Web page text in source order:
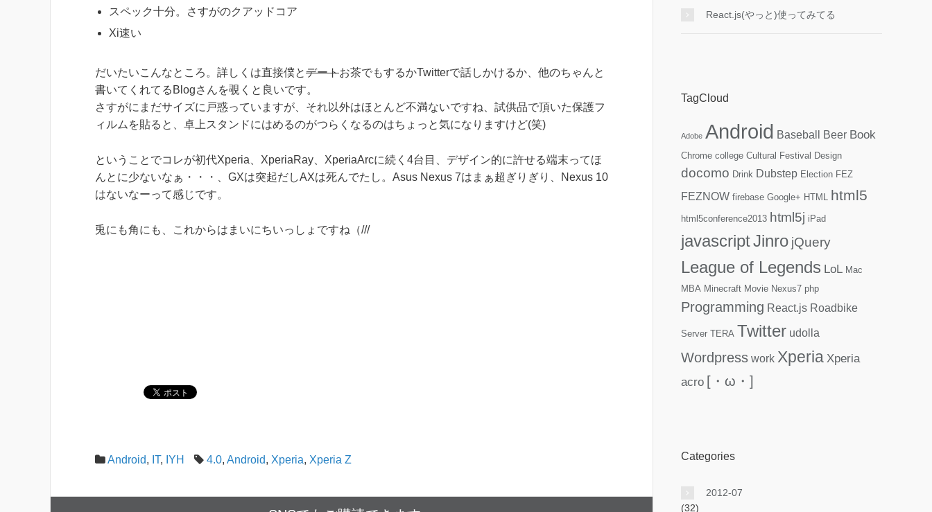
スペック十分。さすがのクアッドコア
Xi速い
だいたいこんなところ。詳しくは直接僕とデートお茶でもするかTwitterで話しかけるか、他のちゃんと
書いてくれてるBlogさんを覗くと良いです。
さすがにまだサイズに戸惑っていますが、それ以外はほとんど不満ないですね、試供品で頂いた保護フ
ィルムを貼ると、卓上スタンドにはめるのがつらくなるのはちょっと気になりますけど(笑)
ということでコレが初代Xperia、XperiaRay、XperiaArcに続く4台目、デザイン的に許せる端末ってほ
んとに少ないなぁ・・・、GXは突起だしAXは死んでたし。Asus Nexus 7はまぁ超ぎりぎり、Nexus 10
はないなーって感じです。
兎にも角にも、これからはまいにちいっしょですね（///
Android, IT, IYH 4.0, Android, Xperia, Xperia Z
React.js(やっと)使ってみてる
TagCloud
Adobe Android Baseball Beer Book
Chrome college Cultural Festival Design
docomo Drink Dubstep Election FEZ
FEZNOW firebase Google+ HTML html5
html5conference2013 html5j iPad
javascriptJinro jQuery
League of Legends LoL Mac
MBA Minecraft Movie Nexus7 php
Programming React.js Roadbike
Server TERA Twitter udolla
Wordpress work Xperia Xperia
acro [・ω・]
Categories
2012-07
(32)